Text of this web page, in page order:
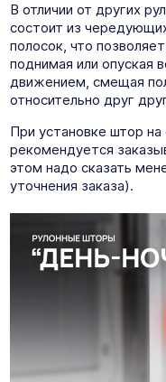
В отличии от других
состоит из
полосок, что
поднимая или опуская
движением, смещая
относительно друг
При установке штор
рекомендуется
этом надо сказать
уточнения заказа).